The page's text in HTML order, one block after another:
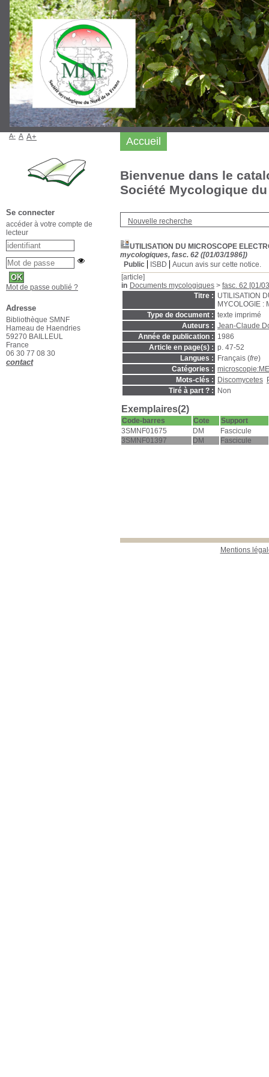
Bienvenue dans le
Société Mycologique
Nouvelle recherche
UTILISATION DU MICROSCOPE
mycologiques, fasc. 62 ([01/03/1986])
Public
ISBD
Aucun avis sur cette notice.
[article]
in Documents mycologiques > fasc. 62 [01/
Titre : UTILISATION
MYCOLOGIE :
Type de document : texte imprimé
Auteurs : Jean-Claude
Année de publication : 1986
Article en page(s) : p. 47-52
Langues :
Français (fre)
Catégories :
Mots-clés :
Discomycetes
Tiré à part ? :
Non
Exemplaires(2)
Code-barres Cote
Support
3SMNF01675
DM
Fascicule
3SMNF01397
DM Fascicule
Mentions
Accueil
A- A A+
Se connecter
accéder à votre compte de
lecteur
Mot de passe oublié ?
Adresse
Bibliothèque SMNF
Hameau de Haendries
59270 BAILLEUL
France
06 30 77 08 30
contact